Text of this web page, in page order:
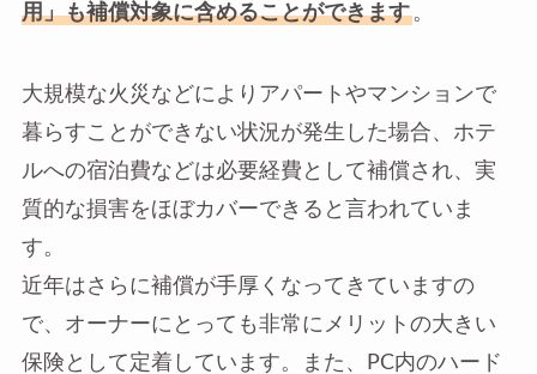
用」も補償対象に含めることができます。
大規模な火災などによりアパートやマンションで
暮らすことができない状況が発生した場合、ホテ
ルへの宿泊費などは必要経費として補償され、実
質的な損害をほぼカバーできると言われていま
す。
近年はさらに補償が手厚くなってきていますの
で、オーナーにとっても非常にメリットの大きい
保険として定着しています。また、PC内のハード